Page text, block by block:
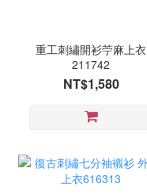
重工刺繡開衫苧麻上衣
211742
NT$1,580